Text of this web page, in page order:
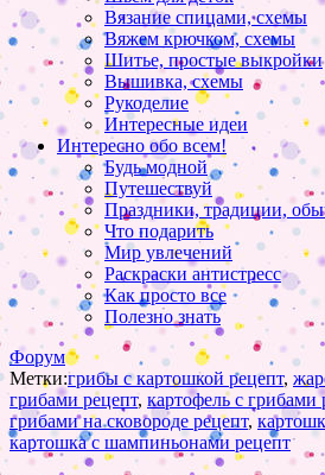
Вязание спицами, схемы
Вяжем крючком, схемы
Шитье, простые выкройки
Вышивка, схемы
Рукоделие
Интересные идеи
Интересно обо всем!
Будь модной
Путешествуй
Праздники, традиции,
Что подарить
Мир увлечений
Раскраски антистресс
Как просто все
Полезно знать
Форум
Метки:грибы с картошкой рецепт,
грибами рецепт, картофель с грибами
грибами на сковороде рецепт,
картошка с шампиньонами рецепт